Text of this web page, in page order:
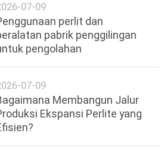
07-09
perlit dan
pabrik penggilingan
pengolahan
07-09
Membangun Jalur
Ekspansi Perlite yang